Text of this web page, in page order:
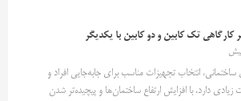
کارگاهی تک کابین و دو کابین با یکدیگر
ساختمانی، انتخاب تجهیزات مناسب برای جابه‌جایی افراد و
زیادی دارد. با افزایش ارتفاع ساختمان‌ها و پیچیده‌تر شدن